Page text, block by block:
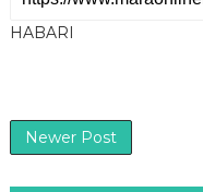
HABARI
Newer Post